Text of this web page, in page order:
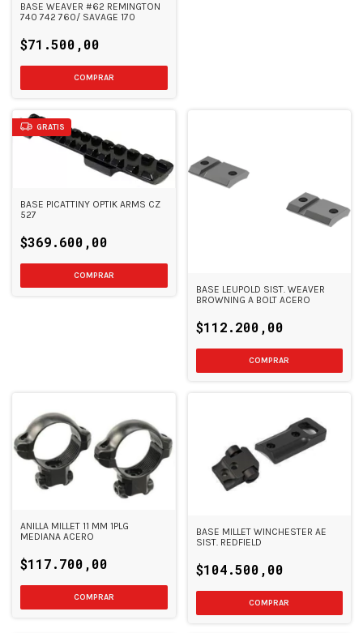
BASE WEAVER #62 REMINGTON
740 742 760/ SAVAGE 170
$71.500,00
GRATIS
BASE PICATTINY OPTIK ARMS CZ
527
$369.600,00
BASE LEUPOLD SIST. WEAVER
BROWNING A BOLT ACERO
$112.200,00
ANILLA MILLET 11 MM 1PLG
MEDIANA ACERO
$117.700,00
BASE MILLET WINCHESTER AE
SIST. REDFIELD
$104.500,00